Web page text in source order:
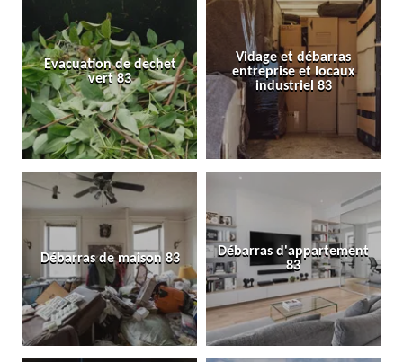
Evacuation de dechet
vert 83
Vidage et débarras
entreprise et locaux
industriel 83
Débarras de maison 83
Débarras d'appartement
83